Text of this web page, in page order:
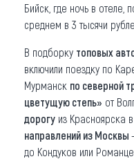
Бийск, где ночь в отеле,
среднем в 3 тысячи
В подборку топовых
включили поездку по
Мурманск по северной
цветущую степь» от
дорогу из Красноярска
направлений из Москвы
до Кондуков или